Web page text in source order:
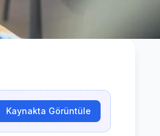
Kaynakta Görüntüle